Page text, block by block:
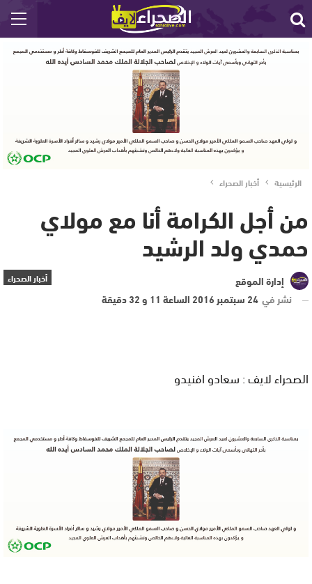
الرئيسية أخبار الصحراء
من أجل الكرامة أنا مع مولاي
حمدي ولد الرشيد
أخبار الصحراء
إدارة الموقع
نشر في24 سبتمبر 2016 الساعة 11 و 32 دقيقة
الصحراء لايف : سعادو افنيدو